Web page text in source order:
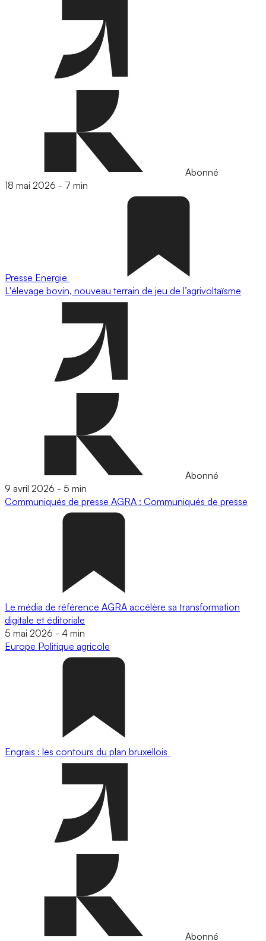
Abonné
18 mai 2026 - 7 min
Presse Energie
L'élevage bovin, nouveau terrain de jeu de l’agrivoltaïsme
Abonné
9 avril 2026 - 5 min
Communiqués de presse AGRA : Communiqués de presse
Le média de référence AGRA accélère sa transformation
digitale et éditoriale
5 mai 2026 - 4 min
Europe Politique agricole
Engrais : les contours du plan bruxellois
Abonné